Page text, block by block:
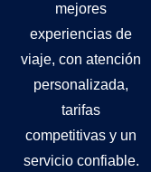
mejores
experiencias de
viaje, con atención
personalizada,
tarifas
competitivas y un
servicio confiable.